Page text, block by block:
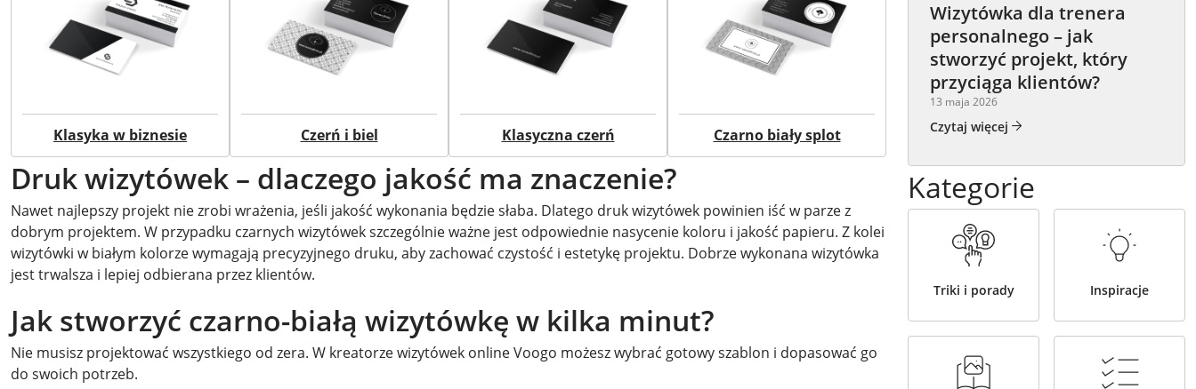
Klasyka w biznesie Czerń i biel Klasyczna czerń Czarno biały splot
Druk wizytówek – dlaczego jakość ma znaczenie?
Nawet najlepszy projekt nie zrobi wrażenia, jeśli jakość wykonania będzie słaba. Dlatego druk wizytówek powinien iść w parze z
dobrym projektem. W przypadku czarnych wizytówek szczególnie ważne jest odpowiednie nasycenie koloru i jakość papieru. Z kolei
wizytówki w białym kolorze wymagają precyzyjnego druku, aby zachować czystość i estetykę projektu. Dobrze wykonana wizytówka
jest trwalsza i lepiej odbierana przez klientów.
Jak stworzyć czarno-białą wizytówkę w kilka minut?
Nie musisz projektować wszystkiego od zera. W kreatorze wizytówek online Voogo możesz wybrać gotowy szablon i dopasować go
do swoich potrzeb.
Wizytówka dla trenera
personalnego – jak
stworzyć projekt, który
przyciąga klientów?
13 maja 2026
Czytaj więcej
Kategorie
Triki i porady Inspiracje